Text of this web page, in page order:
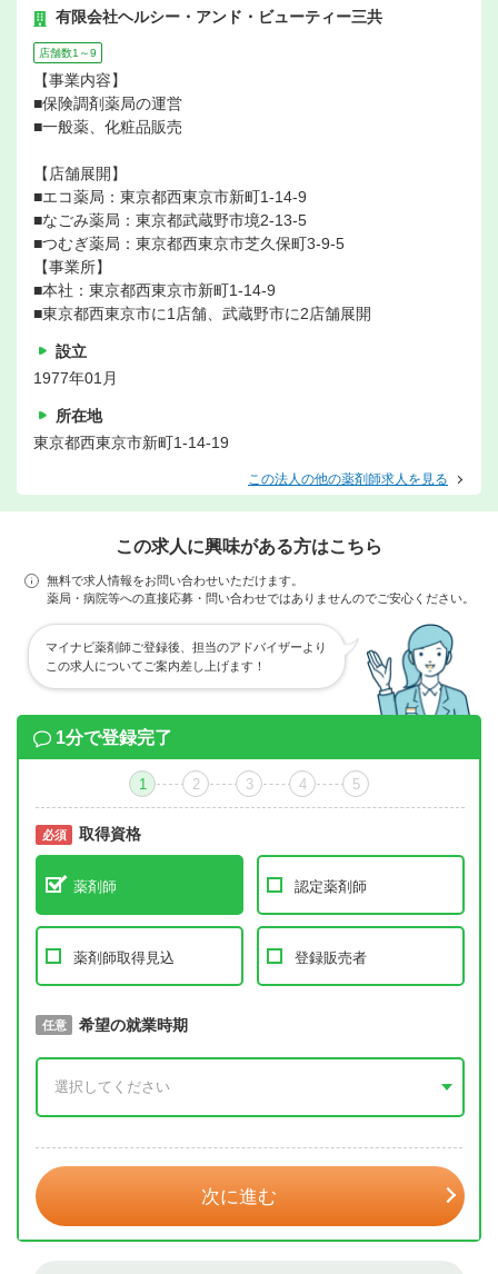
有限会社ヘルシー・アンド・ビューティー三共
店舗数1～9
【事業内容】
■保険調剤薬局の運営
■一般薬、化粧品販売
【店舗展開】
■エコ薬局：東京都西東京市新町1-14-9
■なごみ薬局：東京都武蔵野市境2-13-5
■つむぎ薬局：東京都西東京市芝久保町3-9-5
【事業所】
■本社：東京都西東京市新町1-14-9
■東京都西東京市に1店舗、武蔵野市に2店舗展開
設立
1977年01月
所在地
東京都西東京市新町1-14-19
この法人の他の薬剤師求人を見る
この求人に興味がある方はこちら
無料で求人情報をお問い合わせいただけます。
薬局・病院等への直接応募・問い合わせではありませんのでご安心ください。
マイナビ薬剤師ご登録後、担当のアドバイザーより
この求人についてご案内差し上げます！
1分で登録完了
1 2 3 4 5
必須 取得資格
薬剤師 認定薬剤師
薬剤師取得見込 登録販売者
必須 取得予定年
任意 希望の就業時期
次に進む